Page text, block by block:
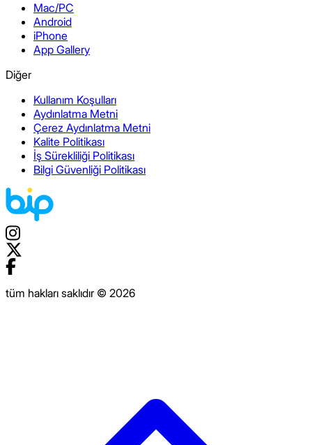
Mac/PC
Android
iPhone
App Gallery
Diğer
Kullanım Koşulları
Aydınlatma Metni
Çerez Aydınlatma Metni
Kalite Politikası
İş Sürekliliği Politikası
Bilgi Güvenliği Politikası
tüm hakları saklıdır © 2026